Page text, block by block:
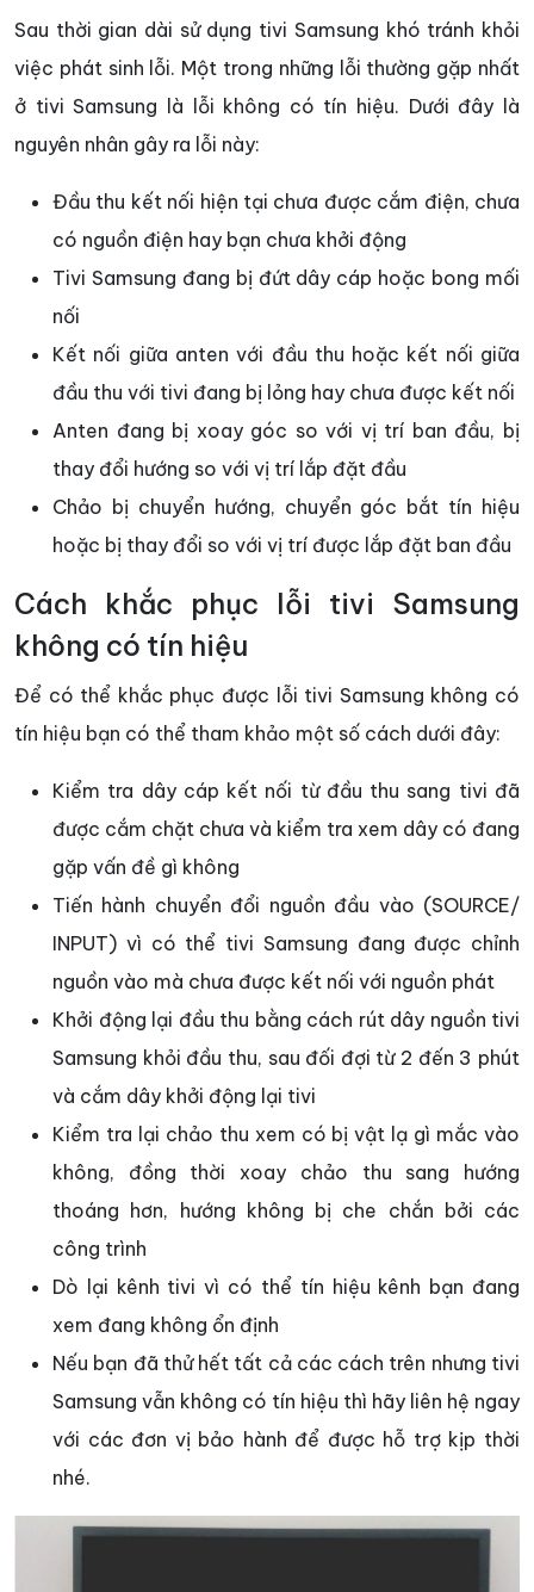
Sau thời gian dài sử dụng tivi Samsung khó tránh khỏi
việc phát sinh lỗi. Một trong những lỗi thường gặp nhất
ở tivi Samsung là lỗi không có tín hiệu. Dưới đây là
nguyên nhân gây ra lỗi này:
Đầu thu kết nối hiện tại chưa được cắm điện, chưa
có nguồn điện hay bạn chưa khởi động
Tivi Samsung đang bị đứt dây cáp hoặc bong mối
nối
Kết nối giữa anten với đầu thu hoặc kết nối giữa
đầu thu với tivi đang bị lỏng hay chưa được kết nối
Anten đang bị xoay góc so với vị trí ban đầu, bị
thay đổi hướng so với vị trí lắp đặt đầu
Chảo bị chuyển hướng, chuyển góc bắt tín hiệu
hoặc bị thay đổi so với vị trí được lắp đặt ban đầu
Cách khắc phục lỗi tivi Samsung
không có tín hiệu
Để có thể khắc phục được lỗi tivi Samsung không có
tín hiệu bạn có thể tham khảo một số cách dưới đây:
Kiểm tra dây cáp kết nối từ đầu thu sang tivi đã
được cắm chặt chưa và kiểm tra xem dây có đang
gặp vấn đề gì không
Tiến hành chuyển đổi nguồn đầu vào (SOURCE/
INPUT) vì có thể tivi Samsung đang được chỉnh
nguồn vào mà chưa được kết nối với nguồn phát
Khởi động lại đầu thu bằng cách rút dây nguồn tivi
Samsung khỏi đầu thu, sau đối đợi từ 2 đến 3 phút
và cắm dây khởi động lại tivi
Kiểm tra lại chảo thu xem có bị vật lạ gì mắc vào
không, đồng thời xoay chảo thu sang hướng
thoáng hơn, hướng không bị che chắn bởi các
công trình
Dò lại kênh tivi vì có thể tín hiệu kênh bạn đang
xem đang không ổn định
Nếu bạn đã thử hết tất cả các cách trên nhưng tivi
Samsung vẫn không có tín hiệu thì hãy liên hệ ngay
với các đơn vị bảo hành để được hỗ trợ kịp thời
nhé.